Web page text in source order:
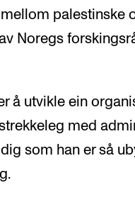
palestinske
Noregs
å utvikle ein
med
som han er så